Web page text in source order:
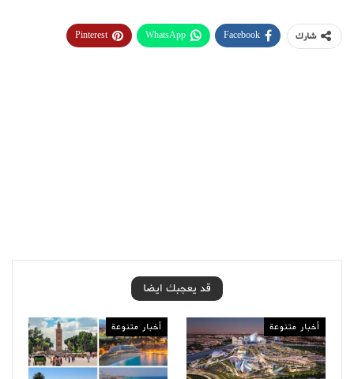
شارك Facebook
WhatsApp
Pinterest
قد يعجبك ايضا
أخبار متنوعة أخبار متنوعة